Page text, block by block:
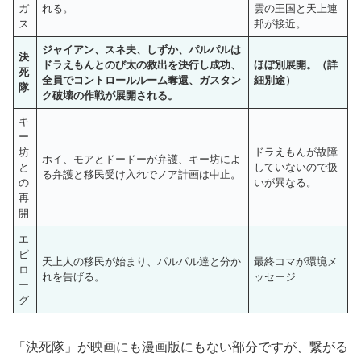
ガ
ス
れる。
雲の王国と天上連
邦が接近。
決
死
隊
ジャイアン、スネ夫、しずか、パルパルは
ドラえもんとのび太の救出を決行し成功、
全員でコントロールルーム奪還、ガスタン
ク破壊の作戦が展開される。
ほぼ別展開。（詳
細別途）
キ
ー
坊
と
の
再
開
ホイ、モアとドードーが弁護、キー坊によ
る弁護と移民受け入れでノア計画は中止。
ドラえもんが故障
していないので扱
いが異なる。
エ
ピ
ロ
ー
グ
天上人の移民が始まり、パルパル達と分か
れを告げる。
最終コマが環境メ
ッセージ
「決死隊」が映画にも漫画版にもない部分ですが、繋がる